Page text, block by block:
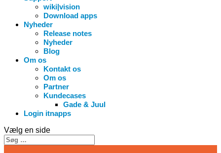
wiki|vision
Download apps
Nyheder
Release notes
Nyheder
Blog
Om os
Kontakt os
Om os
Partner
Kundecases
Gade & Juul
Login itnapps
Vælg en side